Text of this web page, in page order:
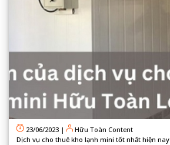
23/06/2023 |
Hữu Toàn Content
Dịch vụ cho thuê kho lạnh mini tốt nhất hiện nay